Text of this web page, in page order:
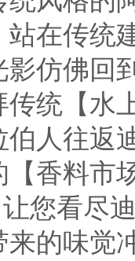
在传统
影仿佛回
统【水
人往返
【香料市
您看尽
的味觉